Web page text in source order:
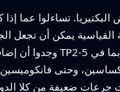
القياسية يمكن أن تجعل
وحتى